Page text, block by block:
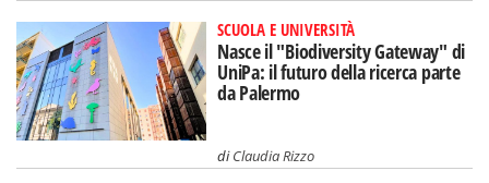
SCUOLA E UNIVERSITÀ
Nasce il "Biodiversity Gateway" di
UniPa: il futuro della ricerca parte
da Palermo
diClaudia Rizzo